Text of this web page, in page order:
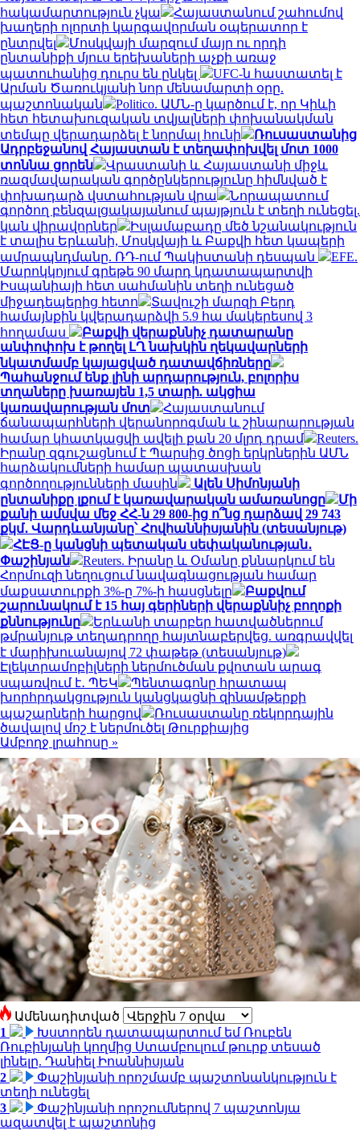
հակամարտություն չկա
Հայաստանում շահումով
խաղերի ոլորտի կարգավորման օպերատոր է
ընտրվել
Մոսկվայի մարզում մայր ու որդի
ընտանիքի մյուս երեխաների աչքի առաջ
պատուհանից դուրս են ընկել
UFC-ն հաստատել է
Արման Ծառուկյանի նոր մենամարտի օրը.
պաշտոնական
Politico. ԱՄՆ-ը կարծում է, որ Կիևի
հետ հետախուզական տվյալների փոխանակման
տեմպը վերադարձել է նորմալ հունի
Ռուսաստանից
Ադրբեջանով Հայաստան է տեղափոխվել մոտ 1000
տոննա ցորեն
Վրաստանի և Հայաստանի միջև
ռազմավարական գործընկերությունը հիմնված է
փոխադարձ վստահության վրա
Նորապատում
գործող բենզալցակայանում պայթյուն է տեղի ունեցել.
կան վիրավորներ
Իսլամաբադը մեծ նշանակություն
է տալիս Երևանի, Մոսկվայի և Բաքվի հետ կապերի
ամրապնդմանը. ՌԴ-ում Պակիստանի դեսպան
EFE.
Մարոկկոյում գրեթե 90 մարդ կդատապարտվի
Իսպանիայի հետ սահմանին տեղի ունեցած
միջադեպերից հետո
Տավուշի մարզի Բերդ
համայնքին կվերադարձվի 5.9 հա մակերեսով 3
հողամաս
Բաքվի վերաքննիչ դատարանը
անփոփոխ է թողել ԼՂ նախկին ղեկավարների
նկատմամբ կայացված դատավճիռները
Պահանջում ենք լինի արդարություն, բոլորիս
տղաները խառայեն 1,5 տարի. ակցիա
կառավարության մոտ
Հայաստանում
ճանապարհների վերանորոգման և շինարարության
համար կհատկացվի ավելի քան 20 մլրդ դրամ
Reuters.
Իրանը զգուշացնում է Պարսից ծոցի երկրներին ԱՄՆ
հարձակումների համար պատասխան
գործողությունների մասին
Ալեն Սիմոնյանի
ընտանիքը լքում է կառավարական ամառանոցը
Մի
քանի ամսվա մեջ ՀՀ-ն 29 800-ից ո՞նց դարձավ 29 743
քկմ․ Վարդևանյանը՝ Հովհաննիսյանին (տեսանյութ)
ՀԷՑ-ը կանցնի պետական սեփականության․
Փաշինյան
Reuters. Իրանը և Օմանը քննարկում են
Հորմուզի նեղուցում նավագնացության համար
մաքսատուրքի 3%-ը 7%-ի հասցնելը
Բաքվում
շարունակում է 15 հայ գերիների վերաքննիչ բողոքի
քննությունը
Երևանի տարբեր հատվածներում
թմրանյութ տեղադրողը հայտնաբերվեց. առգրավվել
է մարիխուանայով 72 փաթեթ (տեսանյութ)
Էլեկտրամոբիլների ներմուծման քվոտան արագ
սպառվում է․ ՊԵԿ
Պենտագոնը հրատապ
խորհրդակցություն կանցկացնի զինամթերքի
պաշարների հարցով
Ռուսաստանը ռեկորդային
ծավալով մոշ է ներմուծել Թուրքիայից
Ամբողջ լրահոսը »
Ամենադիտված
1
Խստորեն դատապարտում եմ Ռուբեն
Ռուբինյանի կողմից Ստամբուլում թուրք տեսած
լինելը. Դանիել Իոաննիսյան
2
Փաշինյանի որոշմամբ պաշտոնանկություն է
տեղի ունեցել
3
Փաշինյանի որոշումներով 7 պաշտոնյա
ազատվել է պաշտոնից